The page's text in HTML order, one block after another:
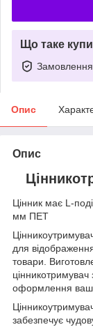
Що таке
Замовлення
Опис
Опис
Цінник має L-
мм ПЕТ
для
товари.
цінникотримувач
оформлення
забезпечує